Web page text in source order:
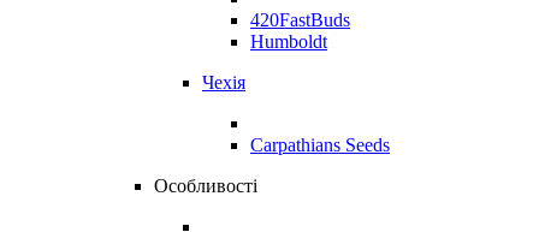
420FastBuds
Humboldt
Чехія
Carpathians Seeds
Особливості